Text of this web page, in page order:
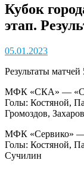
Кубок
этап.
05.01.2023
Результаты матчей
МФК «СКА» —
Голы: Костяной,
Громоздов, Захаров
МФК «Сервико» —
Голы: Костяной,
Сучилин